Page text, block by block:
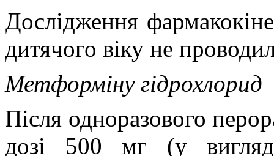
Дослідження
дитячого віку не
Метформіну гідрохлорид
Після одноразового
дозі 500 мг (у